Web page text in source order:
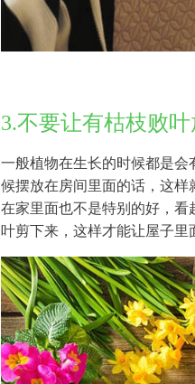
3.不要让有枯枝败
一般植物在生长的时候都是
候摆放在房间里面的话，这
在家里面也不是特别的好，
叶剪下来，这样才能让屋子里